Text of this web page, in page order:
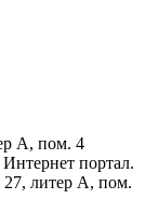
А, пом. 4
портал.
27, литер А, пом.